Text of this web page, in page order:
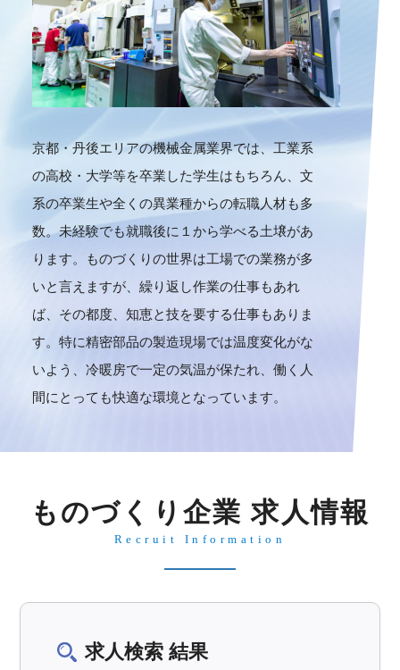
京都・丹後エリアの機械金属業界では、工業系
の高校・大学等を卒業した学生はもちろん、文
系の卒業生や全くの異業種からの転職人材も多
数。未経験でも就職後に１から学べる土壌があ
ります。ものづくりの世界は工場での業務が多
いと言えますが、繰り返し作業の仕事もあれ
ば、その都度、知恵と技を要する仕事もありま
す。特に精密部品の製造現場では温度変化がな
いよう、冷暖房で一定の気温が保たれ、働く人
間にとっても快適な環境となっています。
ものづくり企業 求人情報
Recruit Information
求人検索 結果